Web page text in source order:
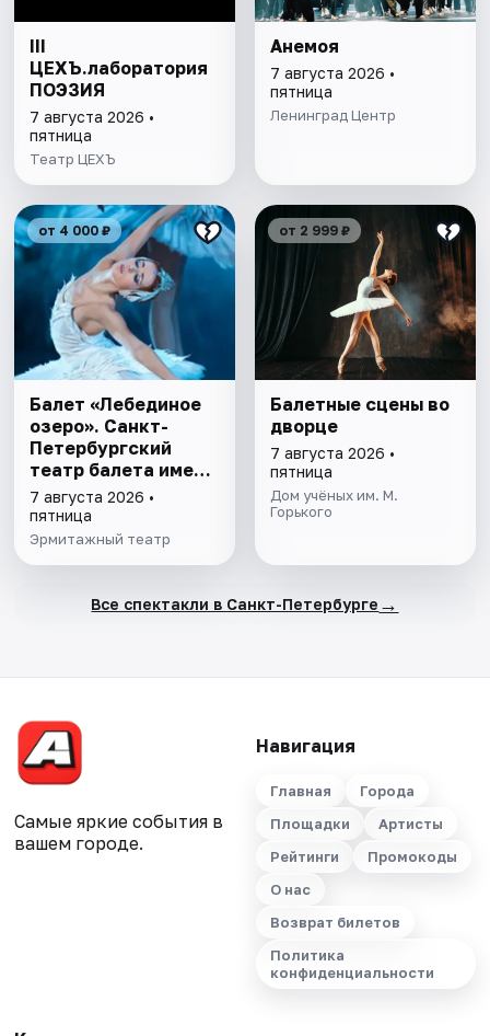
III
ЦЕХЪ.лаборатория
ПОЭЗИЯ
7 августа 2026 •
пятница
Театр ЦЕХЪ
Анемоя
7 августа 2026 •
пятница
Ленинград Центр
от 4 000 ₽
Балет «Лебединое
озеро». Санкт-
Петербургский
театр балета имени
П.И. Чайковского
7 августа 2026 •
пятница
Эрмитажный театр
от 2 999 ₽
Балетные сцены во
дворце
7 августа 2026 •
пятница
Дом учёных им. М.
Горького
Все спектакли в Санкт-Петербурге →
Самые яркие события в
вашем городе.
Навигация
Главная
Города
Площадки
Артисты
Рейтинги
Промокоды
О нас
Возврат билетов
Политика
конфиденциальности